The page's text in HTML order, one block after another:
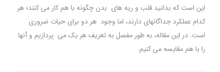
این است که بدانید قلب و ریه های بدن چگونه با هم کار می کنند؛ هر
کدام عملکرد جداگانهای دارند، اما وجود هر دو برای حیات ضروری
است. در این مقاله، به طور مفصل به تعریف هر یک می پردازیم و آنها
را با هم مقایسه می کنیم.